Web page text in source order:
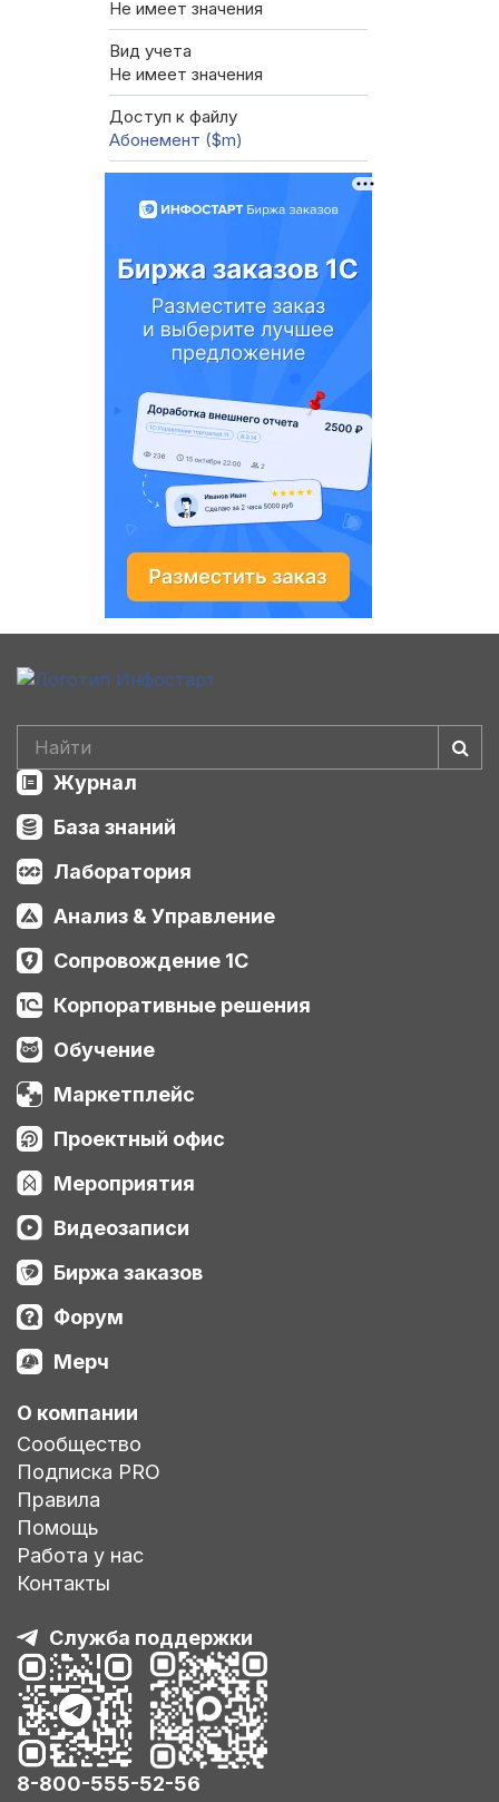
Не имеет значения
Вид учета
Не имеет значения
Доступ к файлу
Абонемент ($m)
Журнал
База знаний
Лаборатория
Анализ & Управление
Сопровождение 1С
Корпоративные решения
Обучение
Маркетплейс
Проектный офис
Мероприятия
Видеозаписи
Биржа заказов
Форум
Мерч
О компании
Сообщество
Подписка PRO
Правила
Помощь
Работа у нас
Контакты
Служба поддержки
8-800-555-52-56